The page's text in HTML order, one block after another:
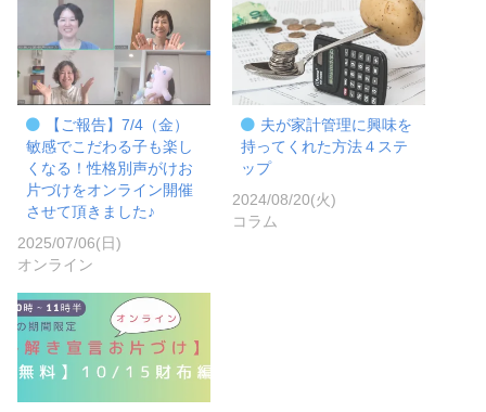
【ご報告】7/4（金）
敏感でこだわる子も楽し
くなる！性格別声がけお
片づけをオンライン開催
させて頂きました♪
2025/07/06(日)
オンライン
夫が家計管理に興味を
持ってくれた方法４ステ
ップ
2024/08/20(火)
コラム